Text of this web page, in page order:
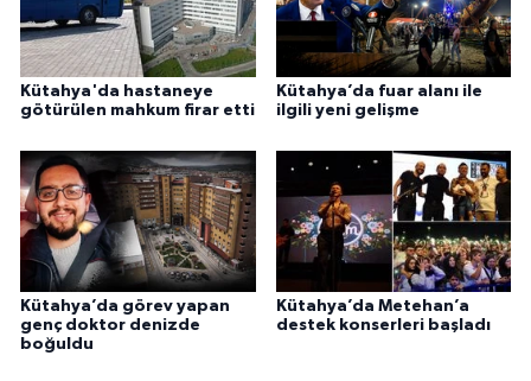
Kütahya'da hastaneye
götürülen mahkum firar etti
Kütahya’da fuar alanı ile
ilgili yeni gelişme
Kütahya’da görev yapan
genç doktor denizde
boğuldu
Kütahya’da Metehan’a
destek konserleri başladı